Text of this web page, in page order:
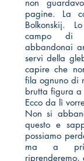
non
pagine. La
Bolkonskij.
campo di
abbandonai
servi della
capire che
fila ognuno di
brutta figura a
Ecco da lì
Non si
questo e
possiamo
ma a
riprenderemo,